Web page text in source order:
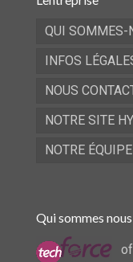
QUI SOMMES-
INFOS
NOUS
NOTRE SITE
NOTRE ÉQUIPE
Qui sommes nous